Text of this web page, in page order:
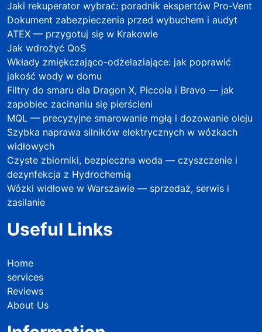
Jaki rekuperator wybrać: poradnik ekspertów Pro-Vent
Dokument zabezpieczenia przed wybuchem i audyt
ATEX — przygotuj się w Krakowie
Jak wdrożyć QoS
Wkłady zmiękczająco-odżelaziające: jak poprawić
jakość wody w domu
Filtry do smaru dla Dragon X, Piccola i Bravo — jak
zapobiec zacinaniu się pierścieni
MQL — precyzyjne smarowanie mgłą i dozowanie oleju
Szybka naprawa silników elektrycznych w wózkach
widłowych
Czyste zbiorniki, bezpieczna woda — czyszczenie i
dezynfekcja z Hydrochemią
Wózki widłowe w Warszawie — sprzedaż, serwis i
zasilanie
Useful Links
Home
services
Reviews
About Us